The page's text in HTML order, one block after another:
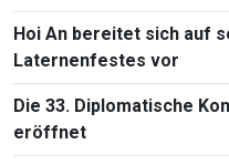
Hoi An bereitet sich auf
Laternenfestes vor
Die 33. Diplomatische
eröffnet